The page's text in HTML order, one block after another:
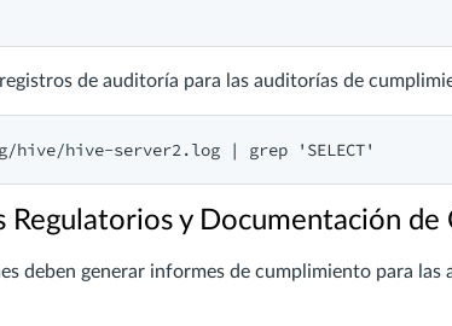
de auditoría para las auditorías de
Regulatorios y Documentación de
deben generar informes de cumplimiento para